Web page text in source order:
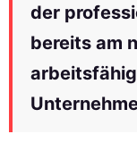
der
bereits am